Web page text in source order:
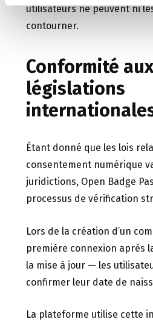
utilisateurs ne peuvent ni
contourner.
Conformité aux
législations
Étant donné que les lois
consentement numérique
juridictions, Open Badge
processus de vérification
Lors de la création d’un
première connexion après
la mise à jour — les
confirmer leur date de
La plateforme utilise cette